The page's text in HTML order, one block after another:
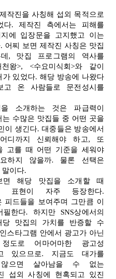
작진을 사칭해 섭외 목적으로
다. 제작진 측에서는 피해를
에 입장문을 고지했고 이는
어찌 보면 제작진 사칭은 맛집
, 맛집 프로그램의 역사를
왕>, <수요미식회>와 같이
있었다. 해당 방송에 나왔다
온 사람들로 문전성시를
소개하는 것은 파급력이
수많은 맛집들 중 어떤 곳을
이 생긴다. 대중들은 방송에서
디까지 신뢰해야 하고, 또
고를 때 어떤 기준을 세워야
하지 않을까. 물론 선택은
이다.
해당 맛집을 소개할 때
표현이 자주 등장한다.
피드들을 보여주며 그만큼 이
한다. 하지만 SNS상에서의
당 맛집의 가치를 반증할 수
스타그램 안에서 광고가 아닌
도로 어마어마한 광고성
있으므로. 지금도 대가를
으면 살아남을 수 없는
섭외 사칭에 현혹되고 있진